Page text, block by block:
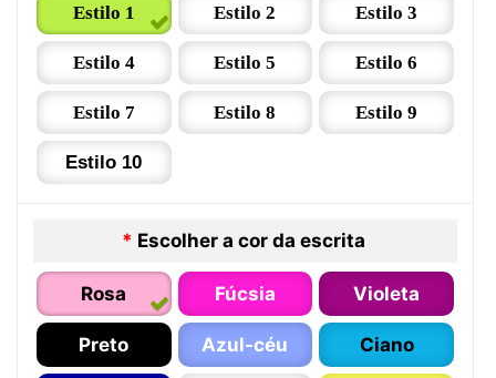
Estilo 1 Estilo 2 Estilo 3
Estilo 4 Estilo 5 Estilo 6
Estilo 7 Estilo 8 Estilo 9
Estilo 10
* Escolher a cor da escrita
Rosa Fúcsia Violeta
Preto Azul-céu Ciano